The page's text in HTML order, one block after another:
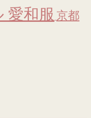
愛和服 京都